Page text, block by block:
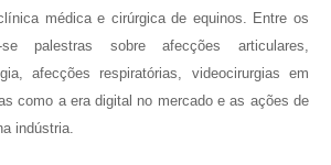
médica e cirúrgica de equinos. Entre os
se palestras sobre afecções articulares,
afecções respiratórias, videocirurgias em
como a era digital no mercado e as ações de
indústria.